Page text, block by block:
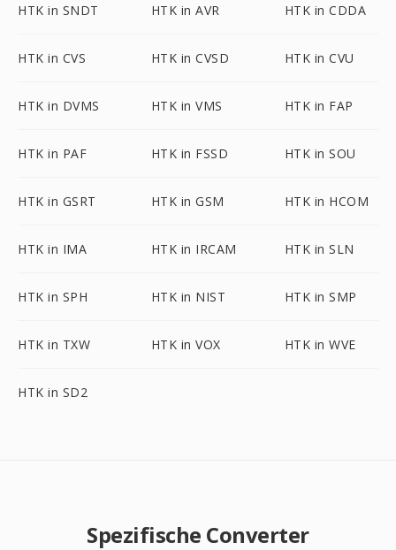
HTK in SNDT HTK in AVR HTK in CDDA
HTK in CVS HTK in CVSD HTK in CVU
HTK in DVMS HTK in VMS HTK in FAP
HTK in PAF HTK in FSSD HTK in SOU
HTK in GSRT HTK in GSM HTK in HCOM
HTK in IMA HTK in IRCAM HTK in SLN
HTK in SPH HTK in NIST HTK in SMP
HTK in TXW HTK in VOX HTK in WVE
HTK in SD2
Spezifische Converter